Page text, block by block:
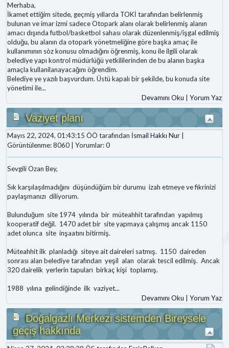
Merhaba,
İkamet ettiğim sitede, geçmiş yıllarda TOKİ tarafından belirlenmiş
bulunan ve imar izmi sadece Otopark alanı olarak belirlenmiş alanın
amacı dışında futbol/basketbol sahası olarak düzenlenmiş/işgal edilmiş
olduğu, bu alanın da otopark yönetmeliğine göre başka amaç ile
kullanımının sòz konusu olmadığını öğrenmiş, konu ile ilgili olarak
belediye yapı kontrol müdürlüğü yetkililerinden de bu alanın başka
amaçla kullanilanayacağını öğrendim.
Belediye ye yazılı başvurdum. Üstü kapalı bir şekilde, bu konuda site
yönetimi ile...
Devamını Oku
Yorum Yaz
Vaziyet planı
Mayıs 22, 2024, 01:43:15 ÖÖ tarafından İsmail Hakkı Nur
Görüntülenme: 8060 | Yorumlar: 0
Sevgili Ozan Bey,
Sık karşılaşılmadığını düşündüğüm bir durumu izah etmeye ve fikrinizi
paylaşmanızı diliyorum.
Bulunduğum site 1974 yılında bir müteahhit tarafından yapılmış
kooperatif değil. 1470 adet bir site yapmaya çalışmış ancak 1150
adet olunca site inşaatını bitirmiş.
Müteahhit ilk planladığı siteye ait daireleri satmış. 1150 daireden
sonrası alan belediye tarafından yeşil alan olarak tescil edilmiş. Ancak
320 dairelik yerlerin tapuları birkaç kişi toplamış.
1988 yılına gelindiğinde ilk vaziyet...
Devamını Oku
Yorum Yaz
Doğalgazlı Merkezi sistemden Bireysele
geçiş hakkında